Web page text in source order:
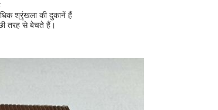
श्रृंखला की दुकानें हैं
तरह से बेचते हैं।